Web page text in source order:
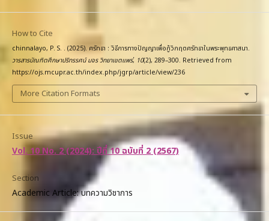
How to Cite
chinnalayo, P. S. . (2025). ศรัทธา : วิธีการทางปัญญาเพื่อกู้วิกฤตศรัทธาในพระพุทธศาสนา.
วารสารบัณฑิตศึกษาปริทรรศน์ มจร วิทยาเขตแพร่, 10(2), 289–300. Retrieved from
https://ojs.mcupr.ac.th/index.php/jgrp/article/view/236
More Citation Formats
Issue
Vol. 10 No. 2 (2024): ปีที่ 10 ฉบับที่ 2 (2567)
Section
Academic Article: บทความวิชาการ